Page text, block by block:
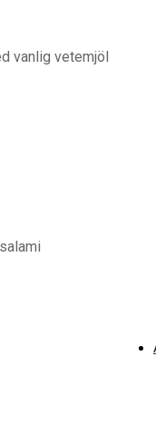
vanlig vetemjöl